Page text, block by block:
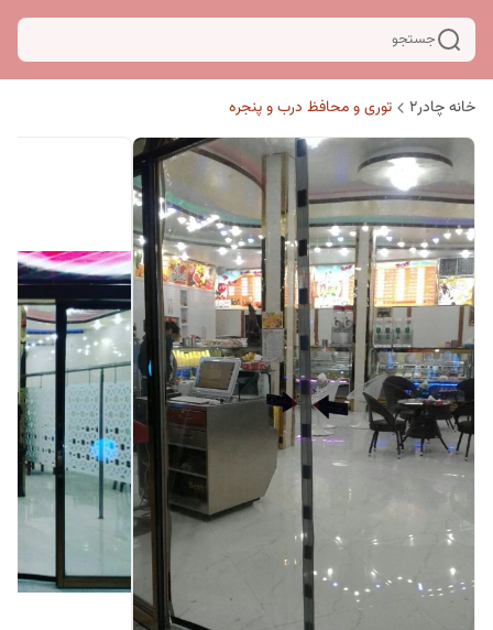
جستجو
خانه چادر۲ توری و محافظ درب و پنجره